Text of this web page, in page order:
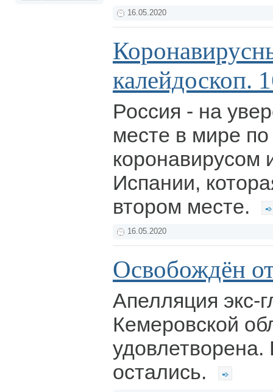
16.05.2020
калейдоскоп.
Россия - на
месте в мире
коронавирусом
Испании,
втором месте.
16.05.2020
Освобождён
Апелляция экс-
Кемеровской
остались.